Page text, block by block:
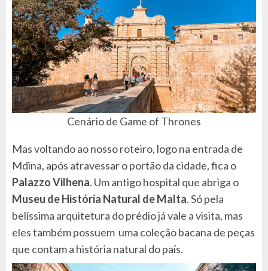
Cenário de Game of Thrones
Mas voltando ao nosso roteiro, logo na entrada de
Mdina, após atravessar o portão da cidade, fica o
Palazzo Vilhena. Um antigo hospital que abriga o
Museu de História Natural de Malta. Só pela
belíssima arquitetura do prédio já vale a visita, mas
eles também possuem uma coleção bacana de peças
que contam a história natural do país.